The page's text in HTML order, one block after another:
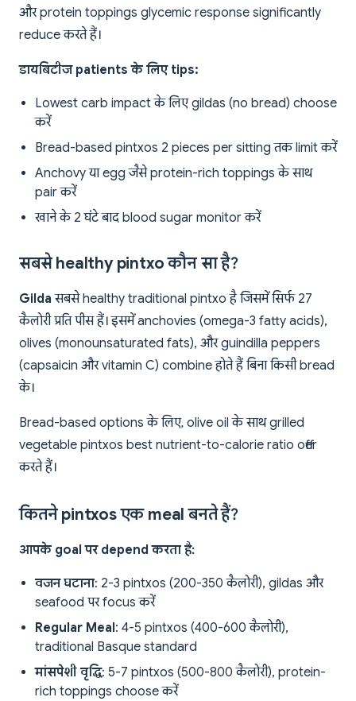
और protein toppings glycemic response significantly
reduce करते हैं।
डायबिटीज patients के लिए tips:
Lowest carb impact के लिए gildas (no bread) choose
करें
Bread-based pintxos 2 pieces per sitting तक limit करें
Anchovy या egg जैसे protein-rich toppings के साथ
pair करें
खाने के 2 घंटे बाद blood sugar monitor करें
सबसे healthy pintxo कौन सा है?
Gilda सबसे healthy traditional pintxo है जिसमें सिर्फ 27
कैलोरी प्रति पीस हैं। इसमें anchovies (omega-3 fatty acids),
olives (monounsaturated fats), और guindilla peppers
(capsaicin और vitamin C) combine होते हैं बिना किसी bread
के।
Bread-based options के लिए, olive oil के साथ grilled
vegetable pintxos best nutrient-to-calorie ratio offer
करते हैं।
कितने pintxos एक meal बनते हैं?
आपके goal पर depend करता है:
वजन घटाना: 2-3 pintxos (200-350 कैलोरी), gildas और
seafood पर focus करें
Regular Meal: 4-5 pintxos (400-600 कैलोरी),
traditional Basque standard
मांसपेशी वृद्धि: 5-7 pintxos (500-800 कैलोरी), protein-
rich toppings choose करें